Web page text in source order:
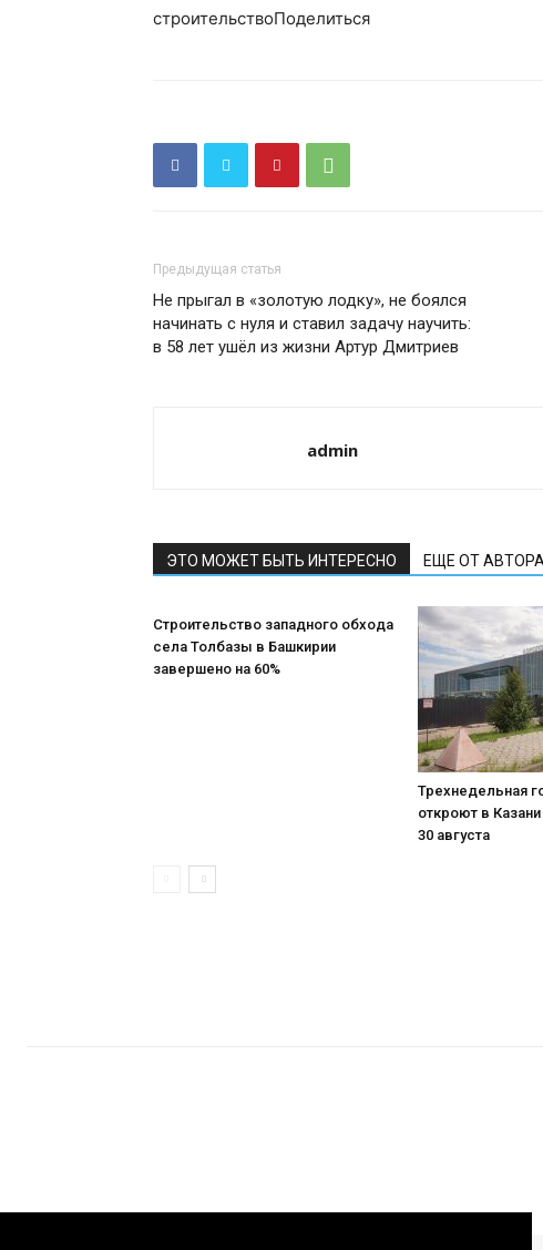
строительствоПоделиться
Предыдущая статья
Не прыгал в «золотую лодку», не боялся
начинать с нуля и ставил задачу научить:
в 58 лет ушёл из жизни Артур Дмитриев
admin
ЭТО МОЖЕТ БЫТЬ ИНТЕРЕСНО ЕЩЕ ОТ
Строительство западного обхода
села Толбазы в Башкирии
завершено на 60%
Трехнедельная
откроют в Казани
30 августа